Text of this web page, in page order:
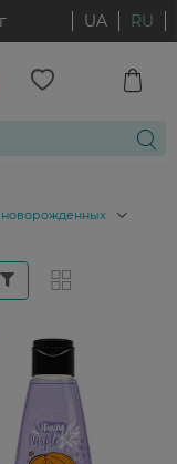
UA RU
новорожденных